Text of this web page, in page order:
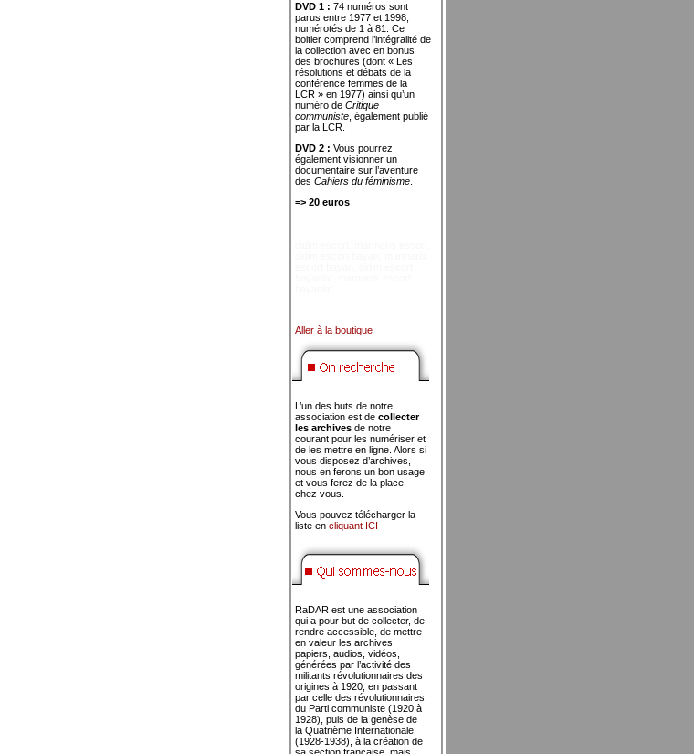
DVD 1 : 74 numéros sont
parus entre 1977 et 1998,
numérotés de 1 à 81. Ce
boitier comprend l’intégralité de
la collection avec en bonus
des brochures (dont « Les
résolutions et débats de la
conférence femmes de la
LCR » en 1977) ainsi qu’un
numéro de Critique
communiste , également publié
par la LCR.
DVD 2 : Vous pourrez
également visionner un
documentaire sur l’aventure
des Cahiers du féminisme
=> 20 euros
Aller à la boutique
L’un des buts de notre
association est de collecter
les archives de notre
courant pour les numériser et
de les mettre en ligne. Alors si
vous disposez d’archives,
nous en ferons un bon usage
et vous ferez de la place
chez vous.
Vous pouvez télécharger la
liste en cliquant ICI
RaDAR est une association
qui a pour but de collecter, de
rendre accessible, de mettre
en valeur les archives
papiers, audios, vidéos,
générées par l’activité des
militants révolutionnaires des
origines à 1920, en passant
par celle des révolutionnaires
du Parti communiste (1920 à
1928), puis de la genèse de
la Quatrième Internationale
(1928-1938), à la création de